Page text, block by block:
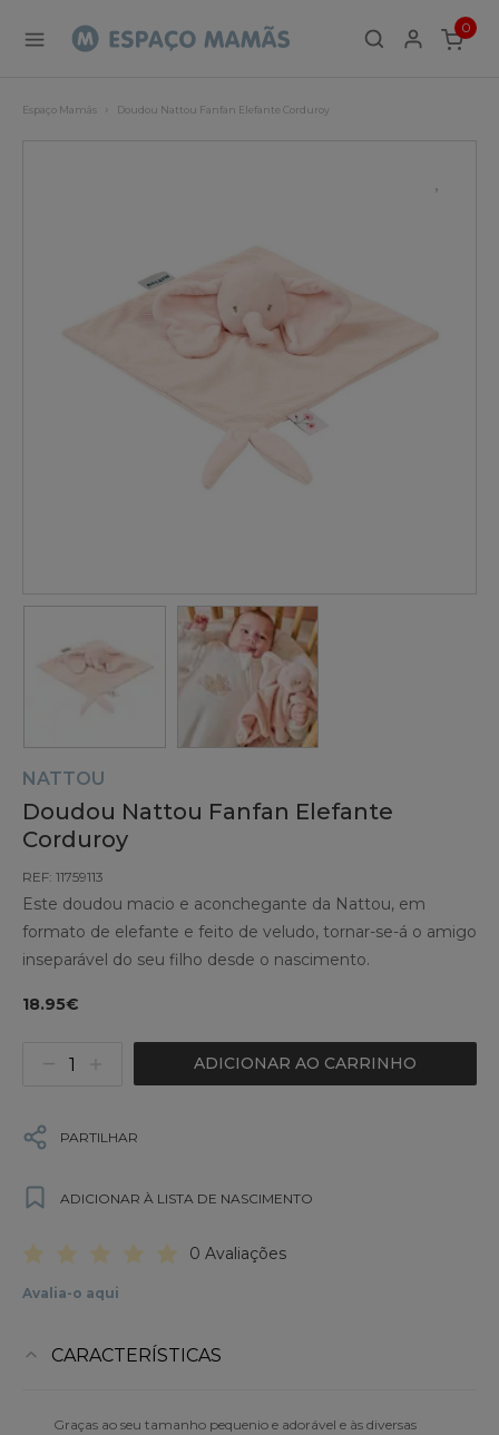
0
ITEMS
Espaço Mamãs Doudou Nattou Fanfan Elefante Corduroy
NATTOU
Doudou Nattou Fanfan Elefante
Corduroy
REF: 11759113
Este doudou macio e aconchegante da Nattou, em
formato de elefante e feito de veludo, tornar-se-á o amigo
inseparável do seu filho desde o nascimento.
18.95€
ADICIONAR AO CARRINHO
PARTILHAR
ADICIONAR À LISTA DE NASCIMENTO
0 Avaliações
Avalia-o aqui
CARACTERÍSTICAS
Graças ao seu tamanho pequenio e adorável e às diversas